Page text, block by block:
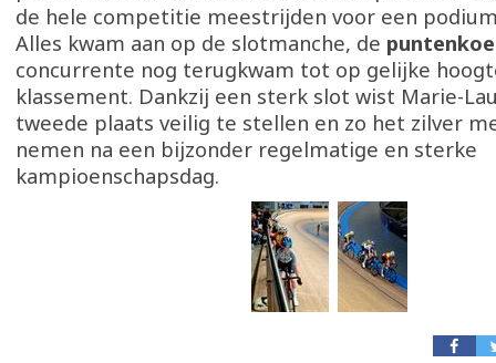
de hele competitie meestrijden voor een
Alles kwam aan op de slotmanche, de
concurrente nog terugkwam tot op gelijke
klassement. Dankzij een sterk slot wist Marie-
tweede plaats veilig te stellen en zo het zilver
nemen na een bijzonder regelmatige en sterke
kampioenschapsdag.